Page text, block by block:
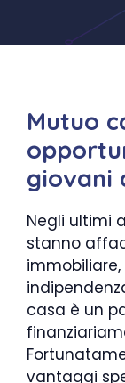
Mutuo
giovani
Negli ultimi
stanno
casa è un
vantaggi